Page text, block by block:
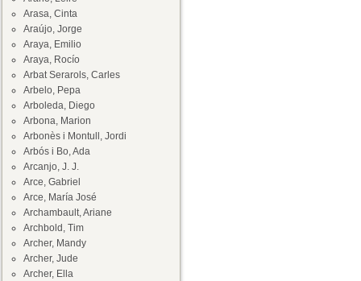
Arasa, Cinta
Araújo, Jorge
Araya, Emilio
Araya, Rocío
Arbat Serarols, Carles
Arbelo, Pepa
Arboleda, Diego
Arbona, Marion
Arbonès i Montull, Jordi
Arbós i Bo, Ada
Arcanjo, J. J.
Arce, Gabriel
Arce, María José
Archambault, Ariane
Archbold, Tim
Archer, Mandy
Archer, Jude
Archer, Ella